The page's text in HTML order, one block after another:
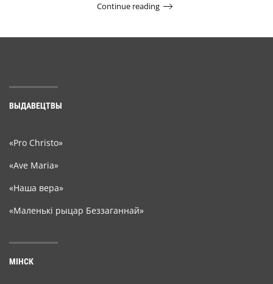
Continue reading
ВЫДАВЕЦТВЫ
«Pro Christo»
«Ave Maria»
«Наша вера»
«Маленькі рыцар Беззаганнай»
МІНСК